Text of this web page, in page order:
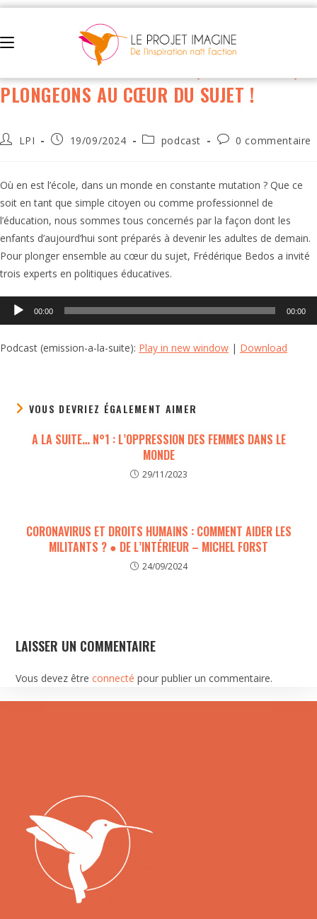
A LA SUITE… N°2 : ÉCOLE, ÉDUCATION,
PLONGEONS AU CŒUR DU SUJET !
LPI 19/09/2024 podcast 0 commentaire
Où en est l’école, dans un monde en constante mutation ? Que ce
soit en tant que simple citoyen ou comme professionnel de
l’éducation, nous sommes tous concernés par la façon dont les
enfants d’aujourd’hui sont préparés à devenir les adultes de demain.
Pour plonger ensemble au cœur du sujet, Frédérique Bedos a invité
trois experts en politiques éducatives.
Lecteur
audio
00:00 00:00
Podcast (emission-a-la-suite): Play in new window | Download
VOUS DEVRIEZ ÉGALEMENT AIMER
A LA SUITE… N°1 : L’OPPRESSION DES FEMMES DANS LE
MONDE
29/11/2023
CORONAVIRUS ET DROITS HUMAINS : COMMENT AIDER LES
MILITANTS ? ● DE L’INTÉRIEUR – MICHEL FORST
24/09/2024
LAISSER UN COMMENTAIRE
Vous devez êtreconnecté pour publier un commentaire.